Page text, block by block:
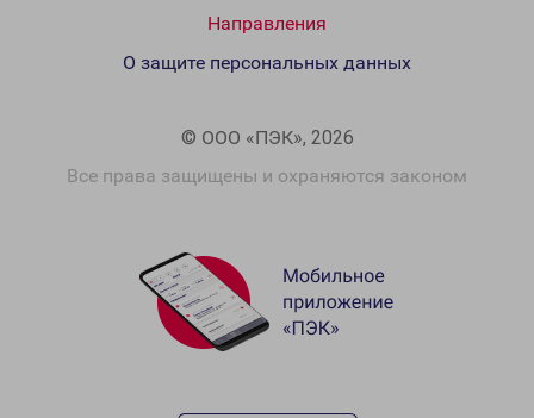
Направления
© ООО «ПЭК», 2026
Все права защищены и охраняются законом
О защите персональных данных